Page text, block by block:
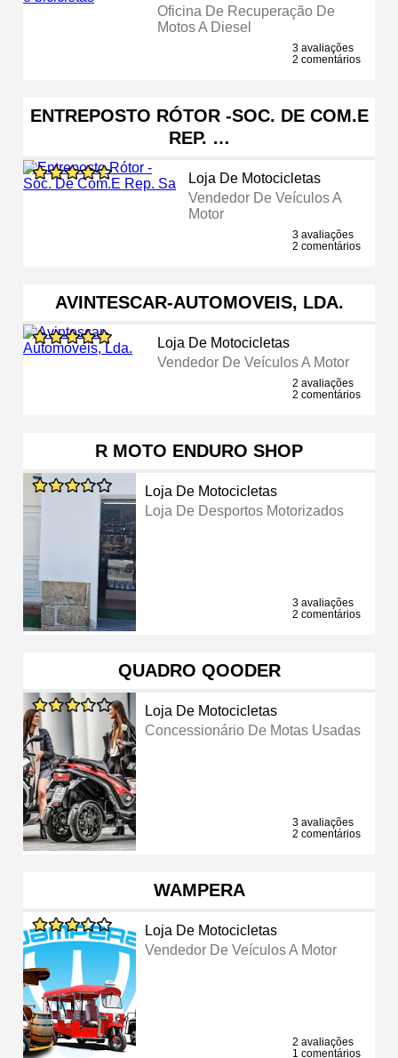
Oficina De Recuperação De
Motos A Diesel
3 avaliações
2 comentários
ENTREPOSTO RÓTOR -SOC. DE COM.E
REP. …
Loja De Motocicletas
Vendedor De Veículos A
Motor
3 avaliações
2 comentários
AVINTESCAR-AUTOMOVEIS, LDA.
Loja De Motocicletas
Vendedor De Veículos A Motor
2 avaliações
2 comentários
R MOTO ENDURO SHOP
Loja De Motocicletas
Loja De Desportos Motorizados
3 avaliações
2 comentários
QUADRO QOODER
Loja De Motocicletas
Concessionário De Motas Usadas
3 avaliações
2 comentários
WAMPERA
Loja De Motocicletas
Vendedor De Veículos A Motor
2 avaliações
1 comentários